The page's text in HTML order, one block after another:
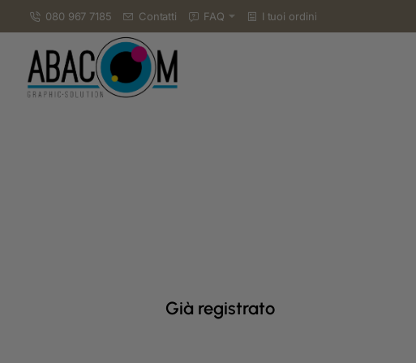
080 967 7185 Contatti FAQ I tuoi ordini
Già registrato